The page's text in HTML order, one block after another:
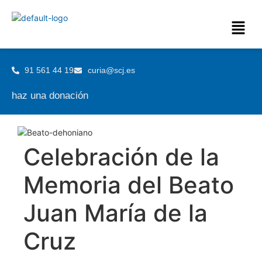
91 561 44 19 curia@scj.es
haz una donación
Celebración de la
Memoria del Beato
Juan María de la
Cruz